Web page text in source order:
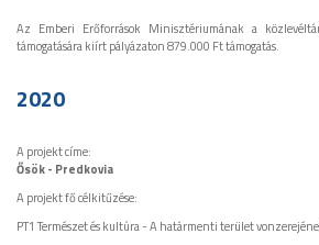
Az Emberi Erőforrások Minisztériumának a
támogatására kiírt pályázaton 879.000 Ft támogatás.
2020
A projekt címe:
Ősök - Predkovia
A projekt fő célkitűzése:
PT1 Természet és kultúra - A határmenti terület